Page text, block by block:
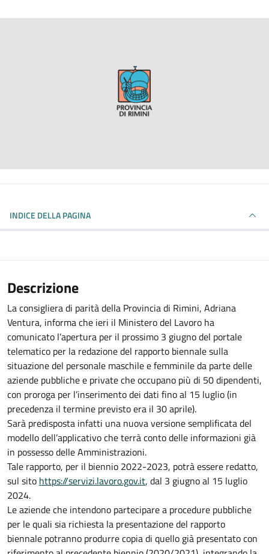
INDICE DELLA PAGINA
Descrizione
La consigliera di parità della Provincia di Rimini, Adriana
Ventura, informa che ieri il Ministero del Lavoro ha
comunicato l’apertura per il prossimo 3 giugno del portale
telematico per la redazione del rapporto biennale sulla
situazione del personale maschile e femminile da parte delle
aziende pubbliche e private che occupano più di 50 dipendenti,
con proroga per l’inserimento dei dati fino al 15 luglio (in
precedenza il termine previsto era il 30 aprile).
Sarà predisposta infatti una nuova versione semplificata del
modello dell’applicativo che terrà conto delle informazioni già
in possesso delle Amministrazioni.
Tale rapporto, per il biennio 2022-2023, potrà essere redatto,
sul sito https://servizi.lavoro.gov.it, dal 3 giugno al 15 luglio
2024.
Le aziende che intendono partecipare a procedure pubbliche
per le quali sia richiesta la presentazione del rapporto
biennale potranno produrre copia di quello già presentato con